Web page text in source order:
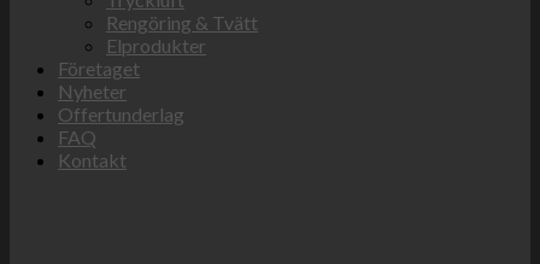
Rengöring & Tvätt
Elprodukter
Företaget
Nyheter
Offertunderlag
FAQ
Kontakt